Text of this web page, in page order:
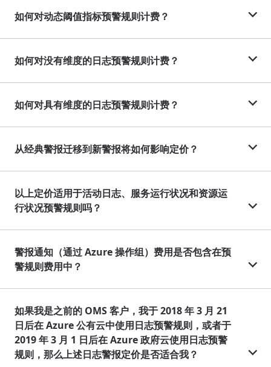
如何对动态阈值指标预警规则计费？
如何对没有维度的日志预警规则计费？
如何对具有维度的日志预警规则计费？
从经典警报迁移到新警报将如何影响定价？
以上定价适用于活动日志、服务运行状况和资源运
行状况预警规则吗？
警报通知（通过 Azure 操作组）费用是否包含在预
警规则费用中？
如果我是之前的 OMS 客户，我于 2018 年 3 月 21
日后在 Azure 公有云中使用日志预警规则，或者于
2019 年 3 月 1 日后在 Azure 政府云使用日志预警
规则，那么上述日志警报定价是否适合我？